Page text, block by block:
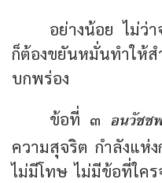
อย่างน้อย ไม่ว่
ก็ต้องขยันหมั่นทำใ
บกพร่อง
ข้อที่ ๓ อนวัชช
ความสุจริต กำลังแห่
ไม่มีโทษ ไม่มีข้อที่ใค